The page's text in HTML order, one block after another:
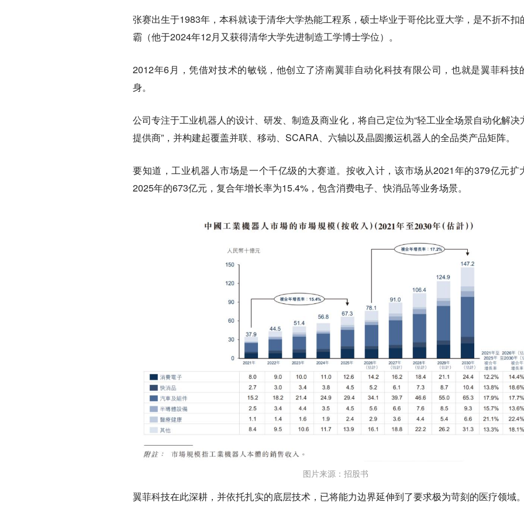
张赛出生于1983年，本科就读于清华大学热能工程系，硕士毕业于哥伦比亚大学，是不折不扣
霸（他于2024年12月又获得清华大学先进制造工学博士学位）。
2012年6月，凭借对技术的敏锐，他创立了济南翼菲自动化科技有限公司，也就是翼菲科技
身。
公司专注于工业机器人的设计、研发、制造及商业化，将自己定位为“轻工业全场景自动化解决
提供商”，并构建起覆盖并联、移动、SCARA、六轴以及晶圆搬运机器人的全品类产品矩阵。
要知道，工业机器人市场是一个千亿级的大赛道。按收入计，该市场从2021年的379亿元扩
2025年的673亿元，复合年增长率为15.4%，包含消费电子、快消品等业务场景。
图片来源：招股书
翼菲科技在此深耕，并依托扎实的底层技术，已将能力边界延伸到了要求极为苛刻的医疗领域。